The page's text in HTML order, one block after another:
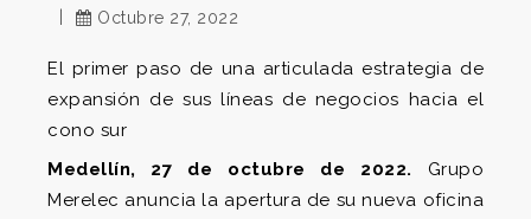
Octubre 27, 2022
El primer paso de una articulada estrategia de
expansión de sus líneas de negocios hacia el
cono sur
Medellín, 27 de octubre de 2022. Grupo
Merelec anuncia la apertura de su nueva oficina